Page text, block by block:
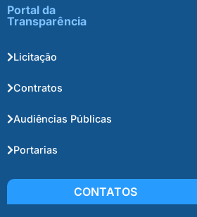
Portal da
Transparência
Licitação
Contratos
Audiências Públicas
Portarias
CONTATOS